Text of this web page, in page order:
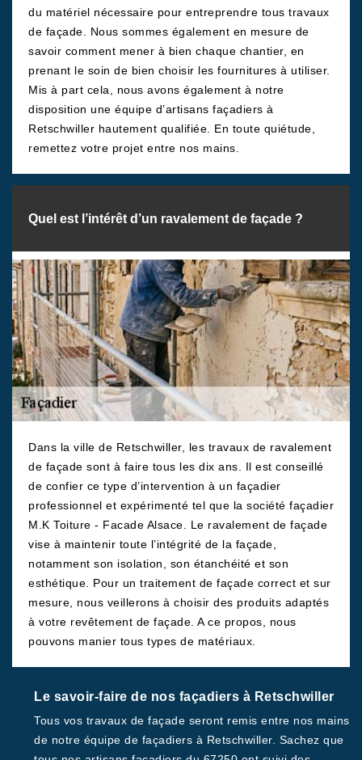
du matériel nécessaire pour entreprendre tous travaux
de façade. Nous sommes également en mesure de
savoir comment mener à bien chaque chantier, en
prenant le soin de bien choisir les fournitures à utiliser.
Mis à part cela, nous avons également à notre
disposition une équipe d’artisans façadiers à
Retschwiller hautement qualifiée. En toute quiétude,
remettez votre projet entre nos mains.
Quel est l’intérêt d’un ravalement de façade ?
Dans la ville de Retschwiller, les travaux de ravalement
de façade sont à faire tous les dix ans. Il est conseillé
de confier ce type d’intervention à un façadier
professionnel et expérimenté tel que la société façadier
M.K Toiture - Facade Alsace. Le ravalement de façade
vise à maintenir toute l’intégrité de la façade,
notamment son isolation, son étanchéité et son
esthétique. Pour un traitement de façade correct et sur
mesure, nous veillerons à choisir des produits adaptés
à votre revêtement de façade. A ce propos, nous
pouvons manier tous types de matériaux.
Le savoir-faire de nos façadiers à Retschwiller
Tous vos travaux de façade seront remis entre nos mains
de notre équipe de façadiers à Retschwiller. Sachez que